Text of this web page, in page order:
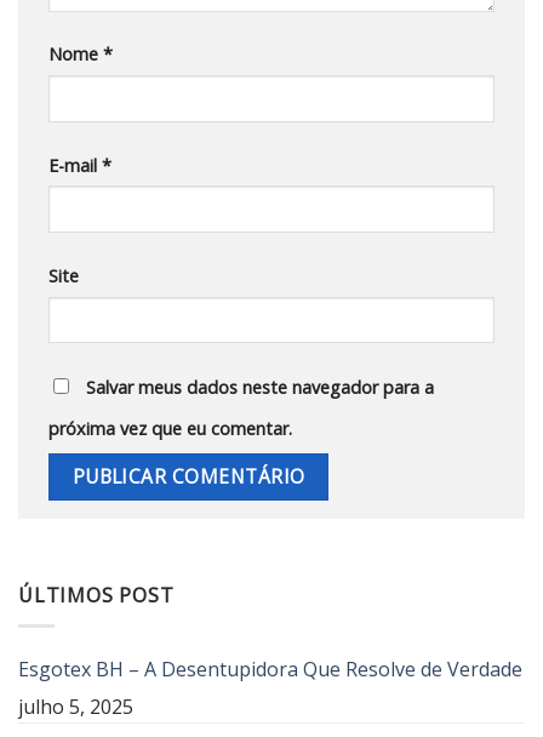
Nome *
E-mail *
Site
Salvar meus dados neste navegador para a
próxima vez que eu comentar.
ÚLTIMOS POST
Esgotex BH – A Desentupidora Que Resolve de Verdade
julho 5, 2025